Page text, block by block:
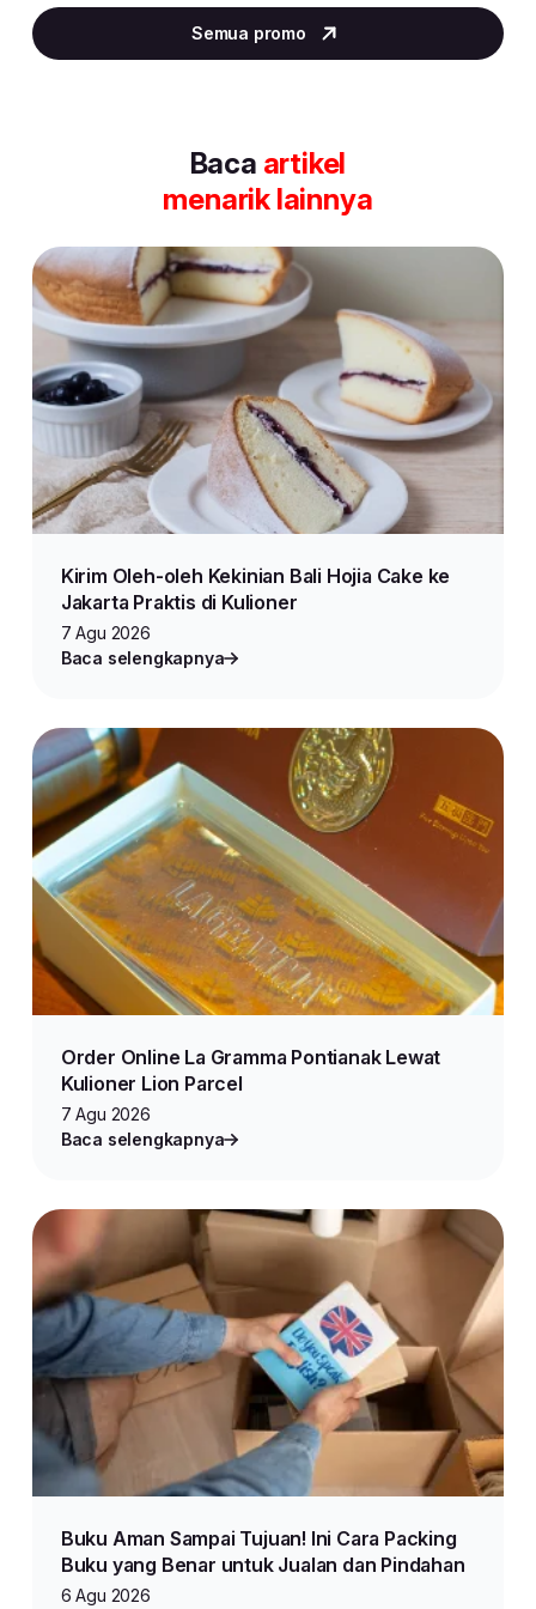
2
of
Semua promo
Baca artikel
menarik lainnya
Kirim Oleh-oleh Kekinian Bali Hojia Cake ke
Jakarta Praktis di Kulioner
7 Agu 2026
Baca selengkapnya
Order Online La Gramma Pontianak Lewat
Kulioner Lion Parcel
7 Agu 2026
Baca selengkapnya
Buku Aman Sampai Tujuan! Ini Cara Packing
Buku yang Benar untuk Jualan dan Pindahan
6 Agu 2026